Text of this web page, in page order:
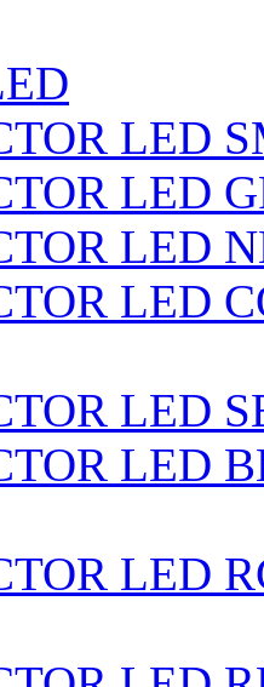
LED
LED
LED
LED
LED
LED
LED